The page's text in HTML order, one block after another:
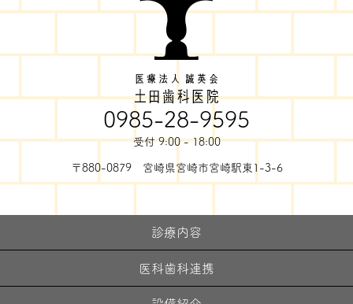
0985-28-9595
受付 9:00 - 18:00
〒880-0879 宮崎県宮崎市宮崎駅東1-3-6
診療内容
医科歯科連携